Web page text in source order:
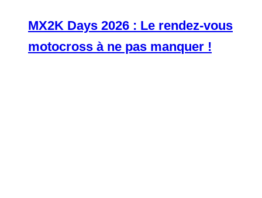
MX2K Days 2026 : Le rendez-vous
motocross à ne pas manquer !